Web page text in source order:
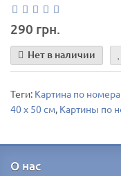
290 грн.
Нет в наличии
Теги: Картина по
40 х 50 см, Картины по
О нас